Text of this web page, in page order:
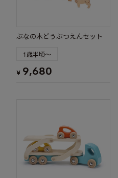
ぶなの木どうぶつえんセット
1歳半頃～
¥ 9,680